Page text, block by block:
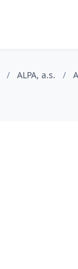
/ ALPA, a.s. /